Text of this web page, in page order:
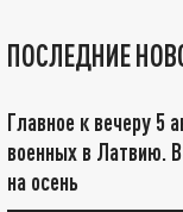
ПОСЛЕДНИЕ
Главное к вечеру 5
военных в Латвию.
на осень